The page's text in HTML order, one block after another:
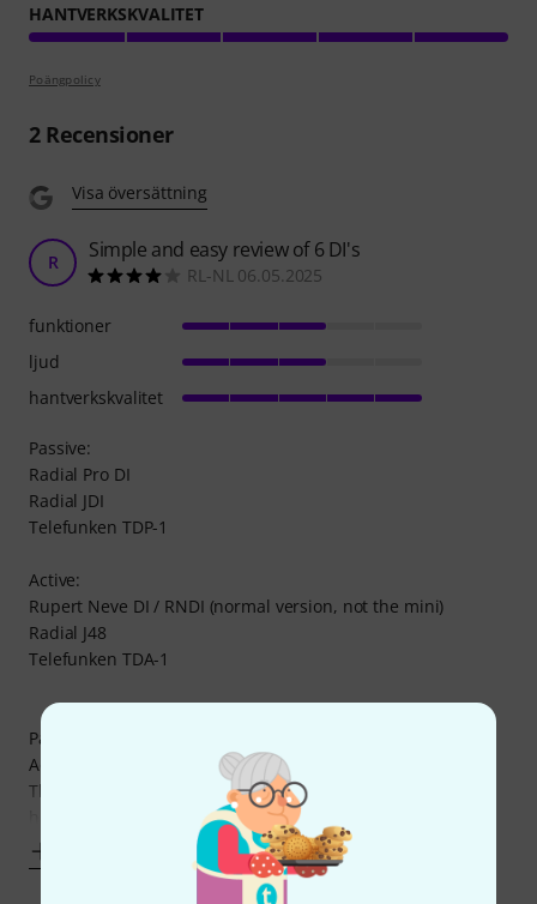
HANTVERKSKVALITET
Poängpolicy
2Recensioner
Visa översättning
R Simple and easy review of 6 DI's
RL-NL 06.05.2025
Passive:
Radial Pro DI
Radial JDI
Telefunken TDP-1
Active:
Rupert Neve DI / RNDI (normal version, not the mini)
Radial J48
Telefunken TDA-1
Passive vs Active DI's:
Active DI's have a more defined sound image overall.
The level difference between the active and passive DI's is
huge, 40-50% level difference! It is
funktioner
ljud
hantverkskvalitet